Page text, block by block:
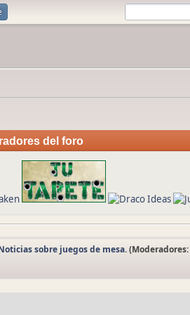
del foro
sobre juegos de mesa.(Moderadores: